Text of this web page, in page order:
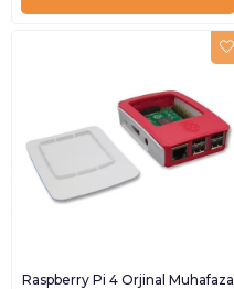
Raspberry Pi 4 Orjinal Muhafaza